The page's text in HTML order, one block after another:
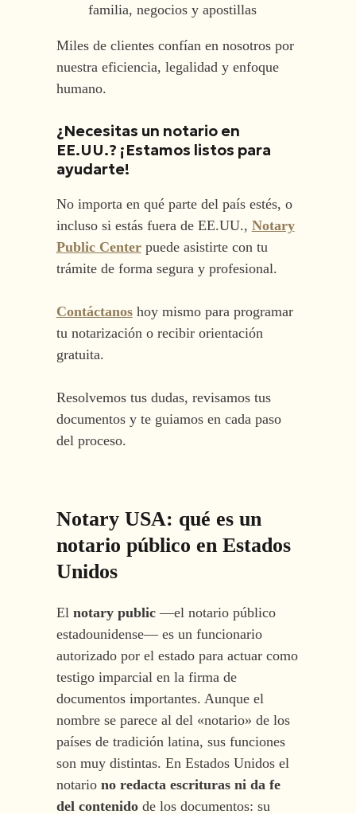
familia, negocios y apostillas
Miles de clientes confían en nosotros por
nuestra eficiencia, legalidad y enfoque
humano.
¿Necesitas un notario en
EE.UU.? ¡Estamos listos para
ayudarte!
No importa en qué parte del país estés, o
incluso si estás fuera de EE.UU., Notary
Public Centerpuede asistirte con tu
trámite de forma segura y profesional.
Contáctanoshoy mismo para programar
tu notarización o recibir orientación
gratuita.
Resolvemos tus dudas, revisamos tus
documentos y te guiamos en cada paso
del proceso.
Notary USA: qué es un
notario público en Estados
Unidos
El notary public—el notario público
estadounidense— es un funcionario
autorizado por el estado para actuar como
testigo imparcial en la firma de
documentos importantes. Aunque el
nombre se parece al del «notario» de los
países de tradición latina, sus funciones
son muy distintas. En Estados Unidos el
notario no redacta escrituras ni da fe
del contenidode los documentos: su